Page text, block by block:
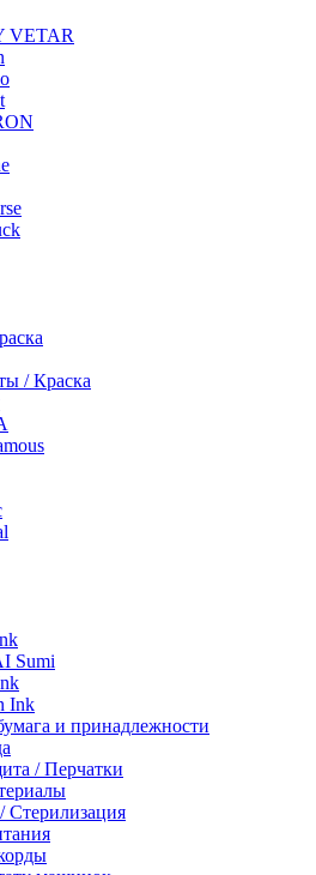
VETAR
/ Краска
Sumi
Ink
и принадлежности
/ Перчатки
Стерилизация